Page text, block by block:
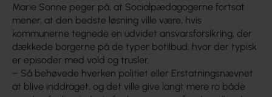
Marie Sonne peger på, at Socialpædagogerne fortsat
mener, at den bedste løsning ville være, hvis
kommunerne tegnede en udvidet ansvarsforsikring, der
dækkede borgerne på de typer botilbud, hvor der typisk
er episoder med vold og trusler.
– Så behøvede hverken politiet eller Erstatningsnævnet
at blive inddraget, og det ville give langt mere ro både